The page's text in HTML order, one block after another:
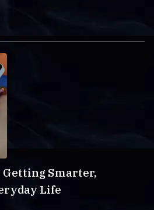
Smarter,
Life